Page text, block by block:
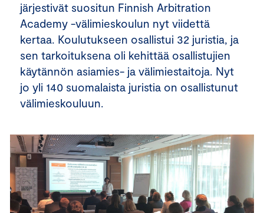
järjestivät suositun Finnish Arbitration
Academy -välimieskoulun nyt viidettä
kertaa. Koulutukseen osallistui 32 juristia, ja
sen tarkoituksena oli kehittää osallistujien
käytännön asiamies- ja välimiestaitoja. Nyt
jo yli 140 suomalaista juristia on osallistunut
välimieskouluun.